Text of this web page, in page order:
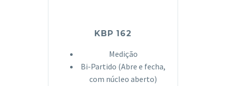
KBP 162
Medição
Bi-Partido (Abre e fecha,
com núcleo aberto)